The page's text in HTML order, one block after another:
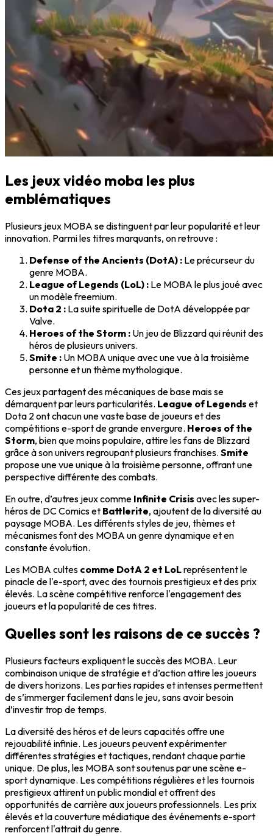
Les jeux vidéo moba les plus
emblématiques
Plusieurs jeux MOBA se distinguent par leur popularité et leur
innovation. Parmi les titres marquants, on retrouve :
Defense of the Ancients (DotA) : Le précurseur du
genre MOBA.
League of Legends (LoL) : Le MOBA le plus joué avec
un modèle freemium.
Dota 2 : La suite spirituelle de DotA développée par
Valve.
Heroes of the Storm : Un jeu de Blizzard qui réunit des
héros de plusieurs univers.
Smite : Un MOBA unique avec une vue à la troisième
personne et un thème mythologique.
Ces jeux partagent des mécaniques de base mais se
démarquent par leurs particularités. League of Legends et
Dota 2 ont chacun une vaste base de joueurs et des
compétitions e-sport de grande envergure. Heroes of the
Storm, bien que moins populaire, attire les fans de Blizzard
grâce à son univers regroupant plusieurs franchises. Smite
propose une vue unique à la troisième personne, offrant une
perspective différente des combats.
En outre, d’autres jeux comme Infinite Crisis avec les super-
héros de DC Comics et Battlerite, ajoutent de la diversité au
paysage MOBA. Les différents styles de jeu, thèmes et
mécanismes font des MOBA un genre dynamique et en
constante évolution.
Les MOBA cultes comme DotA 2 et LoLreprésentent le
pinacle de l'e-sport, avec des tournois prestigieux et des prix
élevés. La scène compétitive renforce l'engagement des
joueurs et la popularité de ces titres.
Quelles sont les raisons de ce succès ?
Plusieurs facteurs expliquent le succès des MOBA. Leur
combinaison unique de stratégie et d’action attire les joueurs
de divers horizons. Les parties rapides et intenses permettent
de s’immerger facilement dans le jeu, sans avoir besoin
d’investir trop de temps.
La diversité des héros et de leurs capacités offre une
rejouabilité infinie. Les joueurs peuvent expérimenter
différentes stratégies et tactiques, rendant chaque partie
unique. De plus, les MOBA sont soutenus par une scène e-
sport dynamique. Les compétitions régulières et les tournois
prestigieux attirent un public mondial et offrent des
opportunités de carrière aux joueurs professionnels. Les prix
élevés et la couverture médiatique des événements e-sport
renforcent l'attrait du genre.